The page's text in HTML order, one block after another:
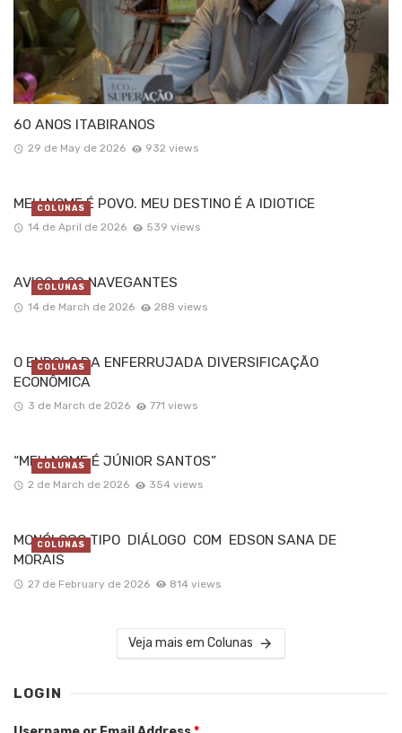
60 ANOS ITABIRANOS
29 de May de 2026 932 views
MEU NOME É POVO. MEU DESTINO É A IDIOTICE
14 de April de 2026 539 views
COLUNAS
AVISO AOS NAVEGANTES
14 de March de 2026 288 views
COLUNAS
O ENROLO DA ENFERRUJADA DIVERSIFICAÇÃO
ECONÔMICA
3 de March de 2026 771 views
COLUNAS
“MEU NOME É JÚNIOR SANTOS”
2 de March de 2026 354 views
COLUNAS
MONÓLOGO TIPO DIÁLOGO COM EDSON SANA DE
MORAIS
27 de February de 2026 814 views
COLUNAS
Veja mais em Colunas
LOGIN